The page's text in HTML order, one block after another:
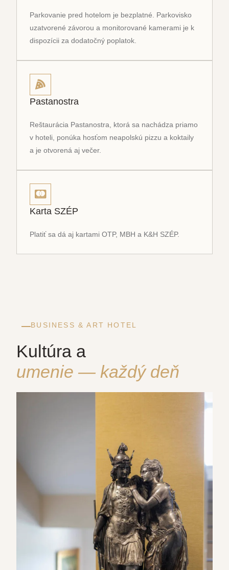
Parkovanie pred hotelom je bezplatné. Parkovisko
uzatvorené závorou a monitorované kamerami je k
dispozícii za dodatočný poplatok.
Pastanostra
Reštaurácia Pastanostra, ktorá sa nachádza priamo
v hoteli, ponúka hosťom neapolskú pizzu a koktaily
a je otvorená aj večer.
Karta SZÉP
Platiť sa dá aj kartami OTP, MBH a K&H SZÉP.
BUSINESS & ART HOTEL
Kultúra a
umenie — každý deň